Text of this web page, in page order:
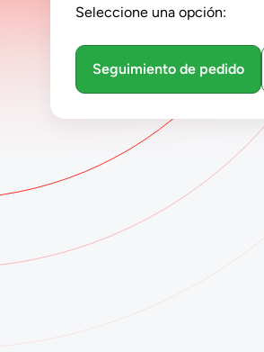
Seleccione una opción:
Seguimiento de pedido